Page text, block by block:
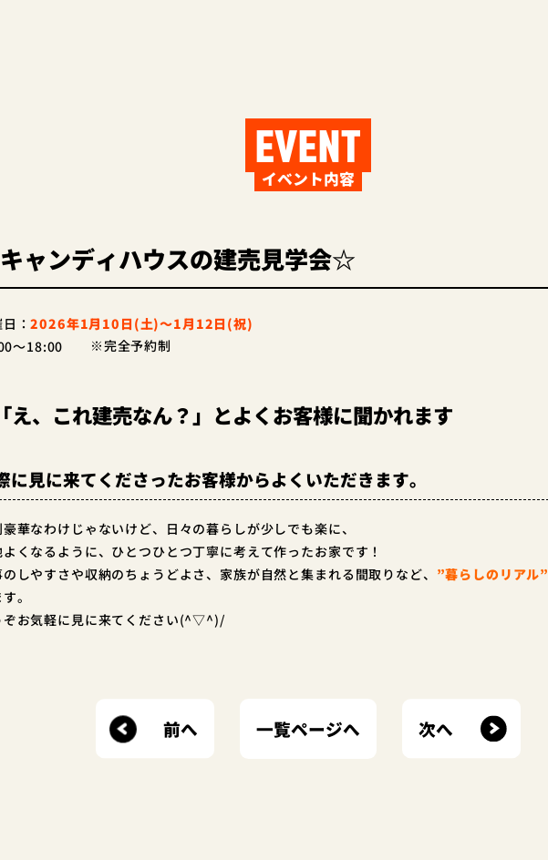
EVENT
イベント内容
ャンディハウスの建売見学会☆
日：2026年1月10日(土)～1月12日(祝)
～18:00
※完全予約制
「え、これ建売なん？」とよくお客様に聞かれます
に見に来てくださったお客様からよくいただきます。
華なわけじゃないけど、日々の暮らしが少しでも楽に、
くなるように、ひとつひとつ丁寧に考えて作ったお家です！
のしやすさや収納のちょうどよさ、家族が自然と集まれる間取りなど、 ”暮らしのリアル”
。
ぞお気軽に見に来てください(^▽^)/
前へ 一覧ページへ 次へ